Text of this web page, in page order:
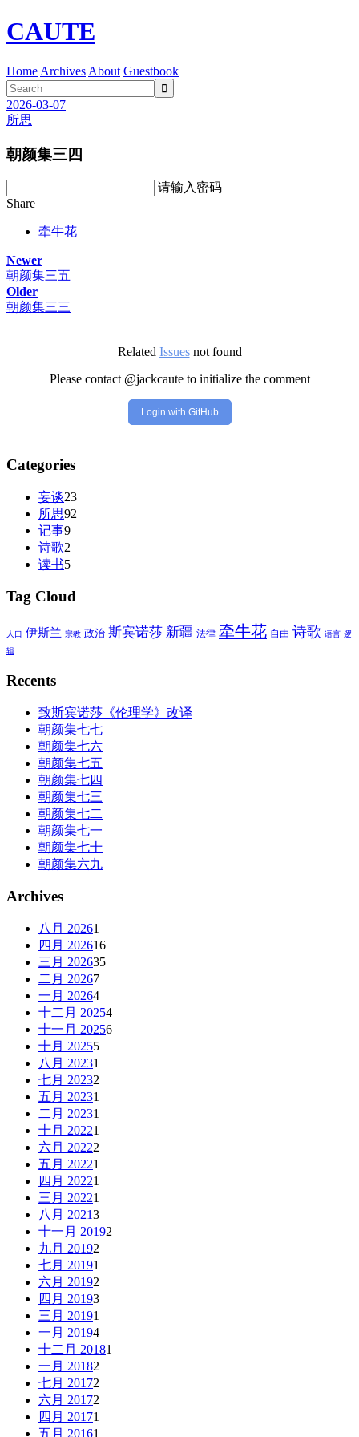
CAUTE
Home Archives About Guestbook

2026-03-07
所思
朝颜集三四
请输入密码
Share
牵牛花
Newer
朝颜集三五
Older
朝颜集三三
Related Issuesnot found
Please contact @jackcaute to initialize the comment
Login with GitHub
Categories
妄谈23
所思92
记事9
诗歌2
读书5
Tag Cloud
人口 伊斯兰 宗教 政治 斯宾诺莎 新疆 法律 牵牛花 自由 诗歌 语言 逻
辑
Recents
致斯宾诺莎《伦理学》改译
朝颜集七七
朝颜集七六
朝颜集七五
朝颜集七四
朝颜集七三
朝颜集七二
朝颜集七一
朝颜集七十
朝颜集六九
Archives
八月 20261
四月 202616
三月 202635
二月 20267
一月 20264
十二月 20254
十一月 20256
十月 20255
八月 20231
七月 20232
五月 20231
二月 20231
十月 20221
六月 20222
五月 20221
四月 20221
三月 20221
八月 20213
十一月 20192
九月 20192
七月 20191
六月 20192
四月 20193
三月 20191
一月 20194
十二月 20181
一月 20182
七月 20172
六月 20172
四月 20171
五月 20161